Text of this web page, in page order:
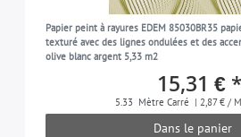
Papier peint à rayures EDEM 85030BR35
texturé avec des lignes ondulées et des
olive blanc argent 5,33 m2
15,31 € *
5.33 Mètre Carré | 2,87 € /
Dans le panier